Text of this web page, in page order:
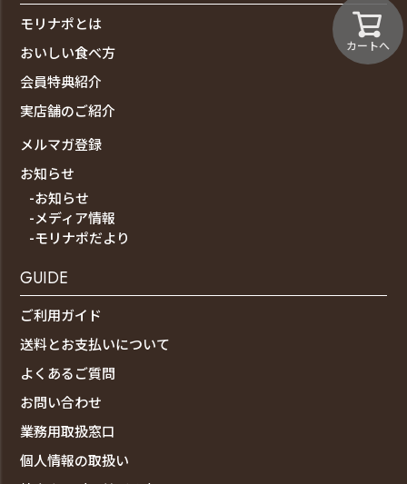
カートへ
モリナポとは
おいしい食べ方
会員特典紹介
実店舗のご紹介
メルマガ登録
お知らせ
-お知らせ
-メディア情報
-モリナポだより
GUIDE
ご利用ガイド
送料とお支払いについて
よくあるご質問
お問い合わせ
業務用取扱窓口
個人情報の取扱い